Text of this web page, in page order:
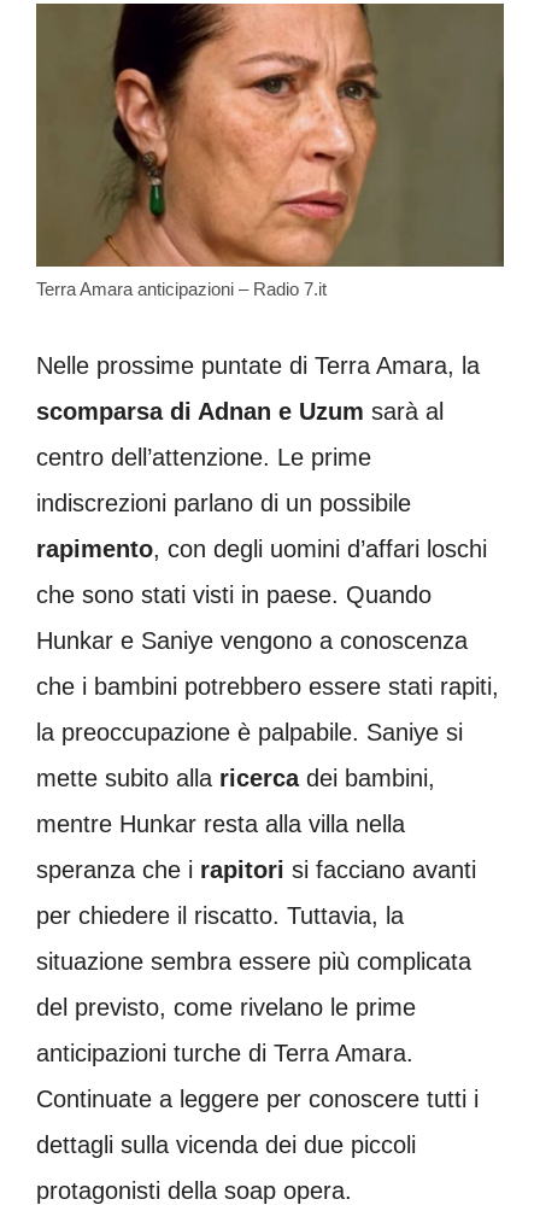
Terra Amara anticipazioni – Radio 7.it
Nelle prossime puntate di Terra Amara, la
scomparsa di Adnan e Uzum sarà al
centro dell’attenzione. Le prime
indiscrezioni parlano di un possibile
rapimento, con degli uomini d’affari loschi
che sono stati visti in paese. Quando
Hunkar e Saniye vengono a conoscenza
che i bambini potrebbero essere stati rapiti,
la preoccupazione è palpabile. Saniye si
mette subito alla ricercadei bambini,
mentre Hunkar resta alla villa nella
speranza che i rapitori si facciano avanti
per chiedere il riscatto. Tuttavia, la
situazione sembra essere più complicata
del previsto, come rivelano le prime
anticipazioni turche di Terra Amara.
Continuate a leggere per conoscere tutti i
dettagli sulla vicenda dei due piccoli
protagonisti della soap opera.